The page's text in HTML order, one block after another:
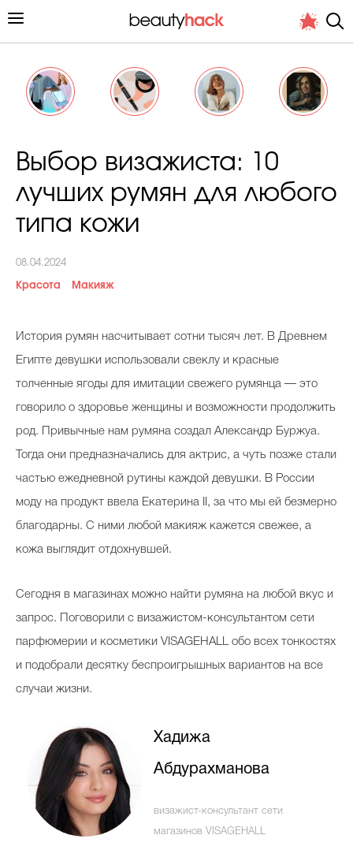
Личный опыт
Снимает и тестирует редакция
Косметичка профи
Папа может
Худеем правильно
Бьютихакер / Мама-хакер
Выбор косметолога
Полиция красоты
Хит недели от визажиста
Celebrity дня
Фотоальбом
Интервью со звездой
Выбор визажиста: 10
лучших румян для любого
типа кожи
08.04.2024
Красота Макияж
История румян насчитывает сотни тысяч лет. В Древнем
Египте девушки использовали свеклу и красные
толченные ягоды для имитации свежего румянца — это
говорило о здоровье женщины и возможности продолжить
род. Привычные нам румяна создал Александр Буржуа.
Тогда они предназначались для актрис, а чуть позже стали
частью ежедневной рутины каждой девушки. В России
моду на продукт ввела Екатерина II, за что мы ей безмерно
благодарны. С ними любой макияж кажется свежее, а
кожа выглядит отдохнувшей.
Сегодня в магазинах можно найти румяна на любой вкус и
запрос. Поговорили с визажистом-консультантом сети
парфюмерии и косметики VISAGEHALL обо всех тонкостях
и подобрали десятку беспроигрышных вариантов на все
случаи жизни.
Хадижа
Абдурахманова
визажист-консультант сети
магазинов VISAGEHALL